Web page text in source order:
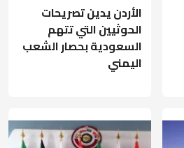
الأردن يدين تصريحات
الحوثيين التي تتهم
السعودية بحصار الشعب
اليمني